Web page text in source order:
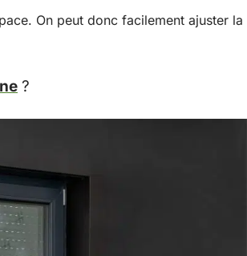
On peut donc facilement ajuster la
?